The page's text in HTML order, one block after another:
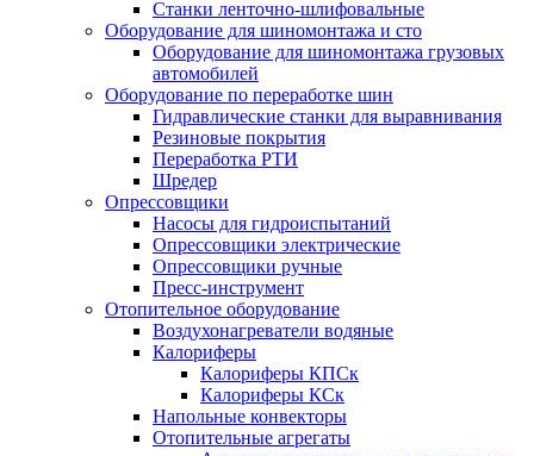
Станки ленточно-шлифовальные
Оборудование для шиномонтажа и сто
Оборудование для шиномонтажа грузовых
автомобилей
Оборудование по переработке шин
Гидравлические станки для выравнивания
Резиновые покрытия
Переработка РТИ
Шредер
Опрессовщики
Насосы для гидроиспытаний
Опрессовщики электрические
Опрессовщики ручные
Пресс-инструмент
Отопительное оборудование
Воздухонагреватели водяные
Калориферы
Калориферы КПСк
Калориферы КСк
Напольные конвекторы
Отопительные агрегаты